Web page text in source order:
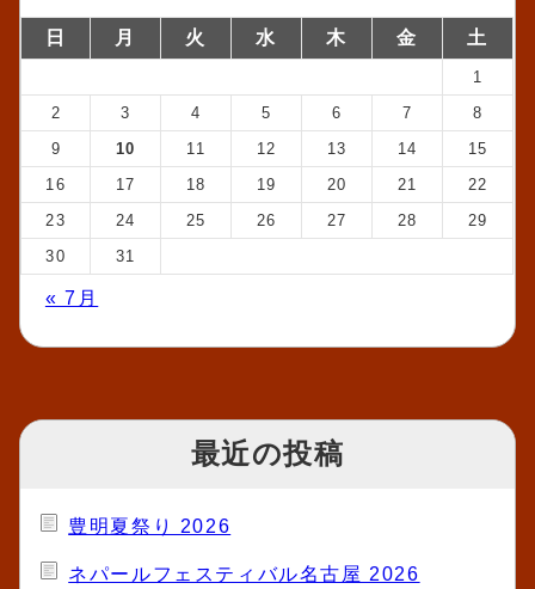
日 月 火 水 木 金 土
1
2
3 4 5 6 7
8
9
10 11 12 13 14
15
16
17 18 19 20 21
22
23
24 25 26 27 28
29
30
31
« 7月
最近の投稿
豊明夏祭り 2026
ネパールフェスティバル名古屋 2026